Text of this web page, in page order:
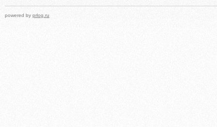
powered by prlog.ru